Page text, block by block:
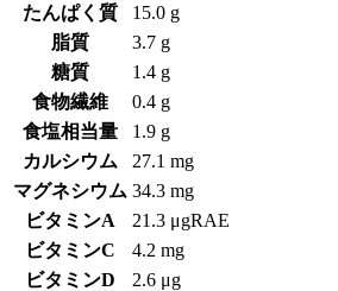
たんぱく質
15.0 g
脂質
3.7 g
糖質
1.4 g
食物繊維
0.4 g
食塩相当量
1.9 g
カルシウム
27.1 mg
マグネシウム 34.3 mg
ビタミンA
21.3 μgRAE
ビタミンC
4.2 mg
ビタミンD
2.6 μg